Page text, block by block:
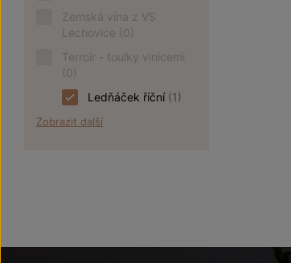
Zemská vína z VS
Lechovice (0)
Terroir - toulky vinicemi
(0)
Ledňáček říční (1)
Zobrazit další